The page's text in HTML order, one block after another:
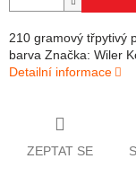
210 gramový třpytivý
barva Značka: Wiler
Detailní informace
ZEPTAT SE